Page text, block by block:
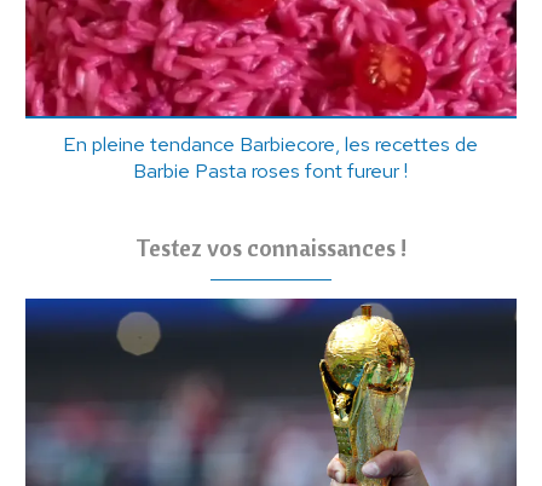
En pleine tendance Barbiecore, les recettes de
Barbie Pasta roses font fureur !
Testez vos connaissances !